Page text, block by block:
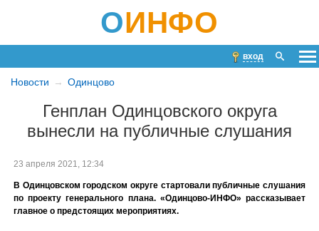
ОИНФО
вход
Новости Одинцово
Генплан Одинцовского округа
вынесли на публичные слушания
23 апреля 2021, 12:34
В Одинцовском городском округе стартовали публичные слушания
по проекту генерального плана. «Одинцово-ИНФО» рассказывает
главное о предстоящих мероприятиях.